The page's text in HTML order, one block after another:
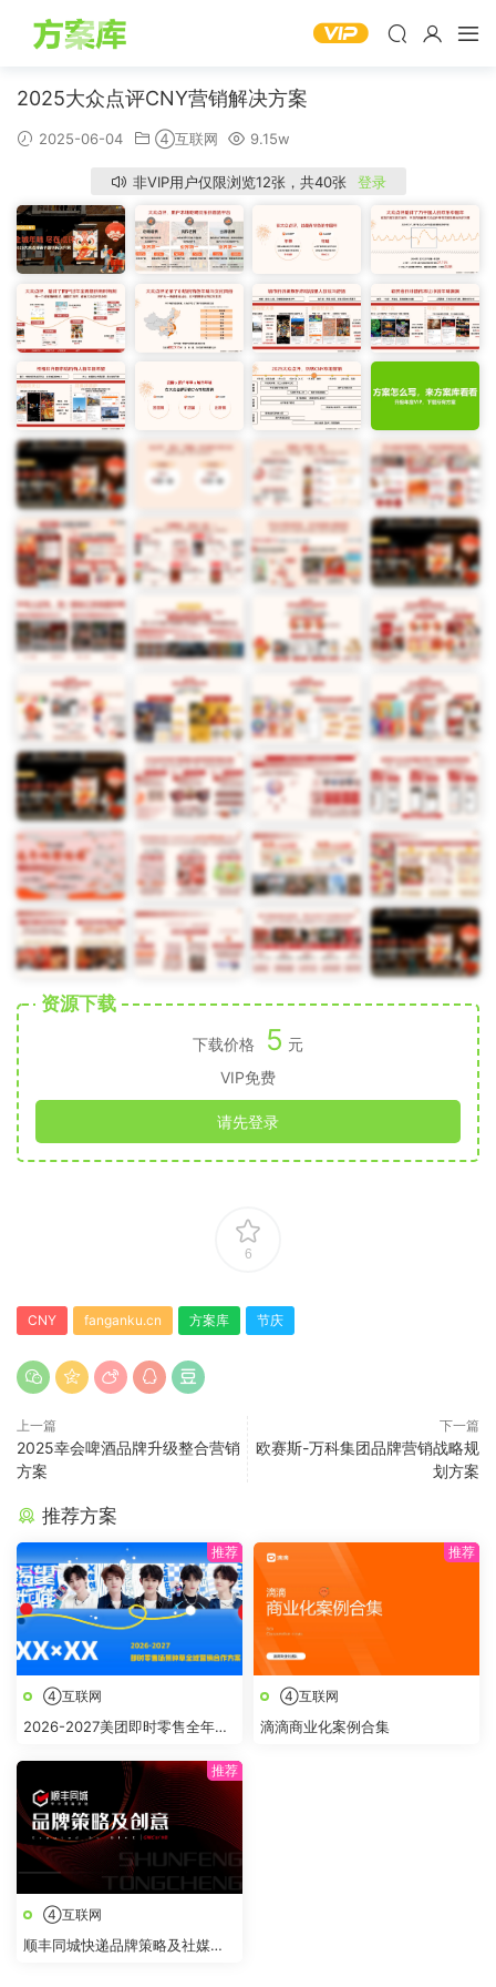
2025大众点评CNY营销解决方案
2025-06-04 ④互联网 9.15w
非VIP用户仅限浏览12张，共40张 登录
资源下载
下载价格 5 元
VIP免费
请先登录
6
CNY fanganku.cn 方案库 节庆
上一篇
2025幸会啤酒品牌升级整合营销
方案
下一篇
欧赛斯-万科集团品牌营销战略规
划方案
推荐方案
④互联网
2026-2027美团即时零售全年节
④互联网
滴滴商业化案例合集
④互联网
顺丰同城快递品牌策略及社媒创